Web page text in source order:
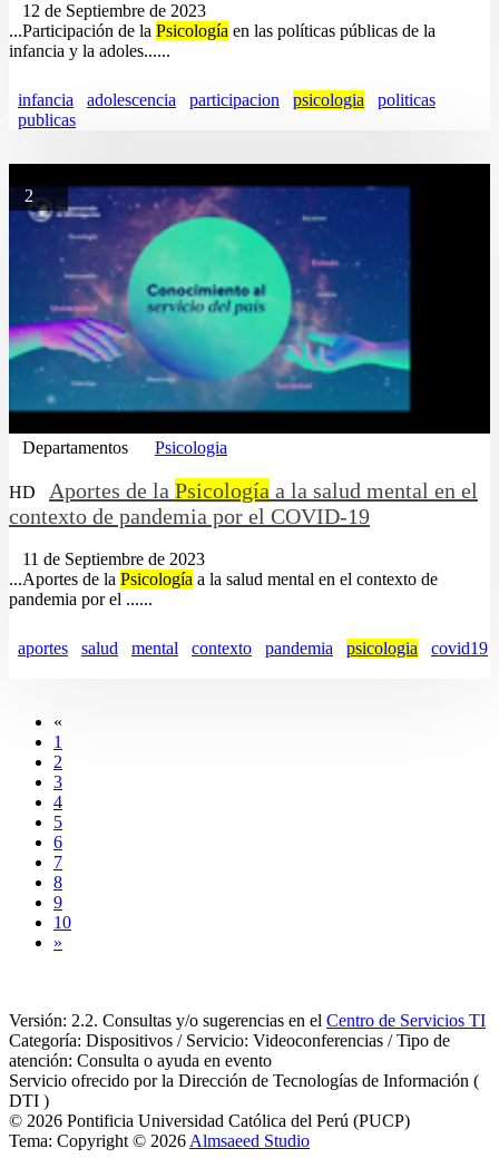
12 de Septiembre de 2023
...Participación de la Psicología en las políticas públicas de la
infancia y la adoles......
infancia adolescencia participacion psicologia
politicas
publicas
2
Departamentos Psicologia
HD Aportes de la Psicología a la salud mental en el
contexto de pandemia por el COVID-19
11 de Septiembre de 2023
...Aportes de la Psicología a la salud mental en el contexto de
pandemia por el ......
aportes salud mental contexto pandemia psicologia covid19
«
1
2
3
4
5
6
7
8
9
10
»
Versión: 2.2. Consultas y/o sugerencias en el Centro de Servicios TI
Categoría: Dispositivos / Servicio: Videoconferencias / Tipo de
atención: Consulta o ayuda en evento
Servicio ofrecido por la Dirección de Tecnologías de Información (
DTI )
© 2026 Pontificia Universidad Católica del Perú (PUCP)
Tema: Copyright © 2026 Almsaeed Studio